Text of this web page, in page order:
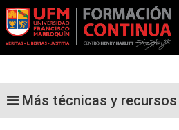
Más técnicas y recursos